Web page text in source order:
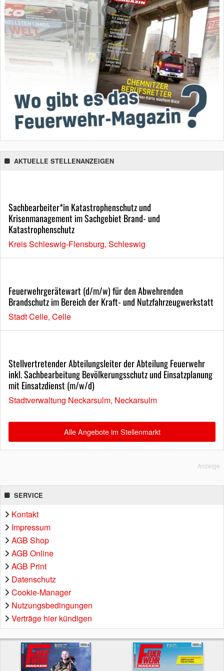
AKTUELLE STELLENANZEIGEN
Sachbearbeiter*in Katastrophenschutz und
Krisenmanagement im Sachgebiet Brand- und
Katastrophenschutz
Kreis Schleswig-Flensburg, Schleswig
Feuerwehrgerätewart (d/m/w) für den Abwehrenden
Brandschutz im Bereich der Kraft- und Nutzfahrzeugwerkstatt
Stadt Celle, Celle
Stellvertretender Abteilungsleiter der Abteilung Feuerwehr
inkl. Sachbearbeitung Bevölkerungsschutz und Einsatzplanung
mit Einsatzdienst (m/w/d)
Stadtverwaltung Neckarsulm, Neckarsulm
Alle Angebote im Stellenmarkt
Anzeige
SERVICE
Kontakt
Impressum
AGB Shop
AGB Online
AGB Print
Datenschutz
Cookie-Manager
Nutzungsbedingungen
Verträge hier kündigen